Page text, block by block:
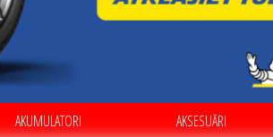
AKUMULATORI AKSESUĀRI